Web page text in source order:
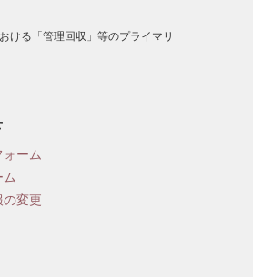
ける「管理回収」等のプライマリ
ォーム
ム
の変更